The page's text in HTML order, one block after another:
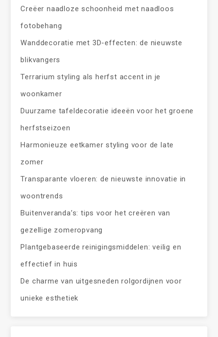
Creëer naadloze schoonheid met naadloos
fotobehang
Wanddecoratie met 3D-effecten: de nieuwste
blikvangers
Terrarium styling als herfst accent in je
woonkamer
Duurzame tafeldecoratie ideeën voor het groene
herfstseizoen
Harmonieuze eetkamer styling voor de late
zomer
Transparante vloeren: de nieuwste innovatie in
woontrends
Buitenveranda’s: tips voor het creëren van
gezellige zomeropvang
Plantgebaseerde reinigingsmiddelen: veilig en
effectief in huis
De charme van uitgesneden rolgordijnen voor
unieke esthetiek